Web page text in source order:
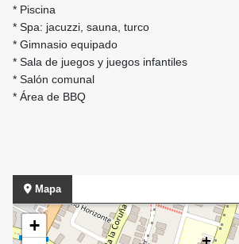
* Piscina
* Spa: jacuzzi, sauna, turco
* Gimnasio equipado
* Sala de juegos y juegos infantiles
* Salón comunal
* Área de BBQ
Mapa
+